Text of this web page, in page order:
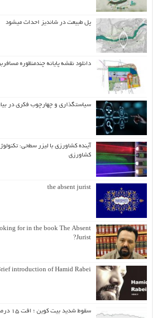
پل طبیعت در شاندیز احداث میشود
دانلود نقشه پایانه چندمنظوره
سیاستگذاری و چهارچوب فکری در
آینده کشاورزی با لیزر سطحی:
کشاورزی
the absent jurist
for in the book The Absent
Jurist?
introduction of Hamid Rabei
سقوط شدید بیت کوین ؛ افت ۱۵ درصدی اتریوم و میم‌کوین‌ها